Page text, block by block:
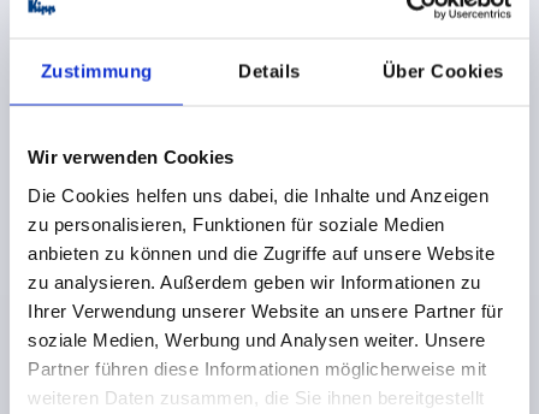
Zustimmung Details Über Cookies
Wir verwenden Cookies
Die Cookies helfen uns dabei, die Inhalte und Anzeigen
zu personalisieren, Funktionen für soziale Medien
anbieten zu können und die Zugriffe auf unsere Website
zu analysieren. Außerdem geben wir Informationen zu
Ihrer Verwendung unserer Website an unsere Partner für
soziale Medien, Werbung und Analysen weiter. Unsere
Partner führen diese Informationen möglicherweise mit
weiteren Daten zusammen, die Sie ihnen bereitgestellt
zzgl. Versandkosten
GRIFFSTANGE M08, L=100, D=10, FORM:C
KONUSKNOPF, STAHL BRÜNIERT, KOMP:DUROPLAST
SCHWARZ HOCHGLANZPOLIERT